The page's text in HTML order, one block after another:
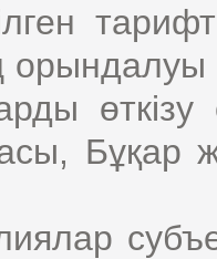
өткізу
Бұқар